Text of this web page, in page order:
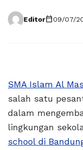
Editorcalendar_today09/07/
SMA Islam Al
salah satu
dalam
lingkungan
school di